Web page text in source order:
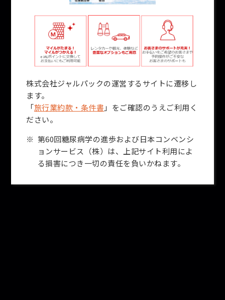
株式会社ジャルパックの運営するサイトに遷移し
ます。
「旅行業約款・条件書 」をご確認のうえご利用く
ださい。
第60回糖尿病学の進歩および日本コンベンシ
ョンサービス（株）は、上記サイト利用によ
る損害につき一切の責任を負いかねます。